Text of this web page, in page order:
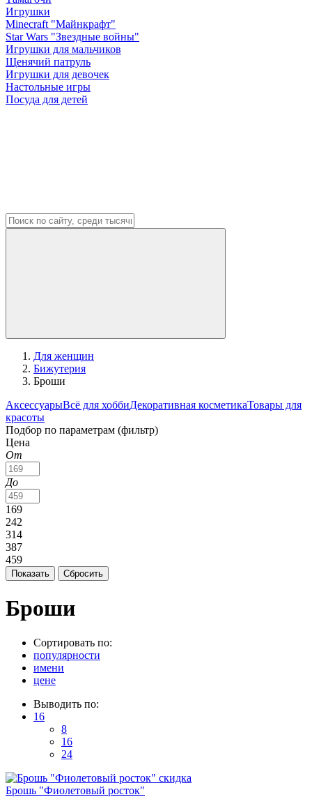
Игрушки
Minecraft "Майнкрафт"
Star Wars "Звездные войны"
Игрушки для мальчиков
Щенячий патруль
Игрушки для девочек
Настольные игры
Посуда для детей
Для женщин
Бижутерия
Броши
АксессуарыВсё для хоббиДекоративная косметикаТовары для
красоты
Подбор по параметрам (фильтр)
Цена
От
До
169
242
314
387
459
Броши
Сортировать по:
популярности
имени
цене
Выводить по:
16
8
16
24
скидка
Брошь "Фиолетовый росток"